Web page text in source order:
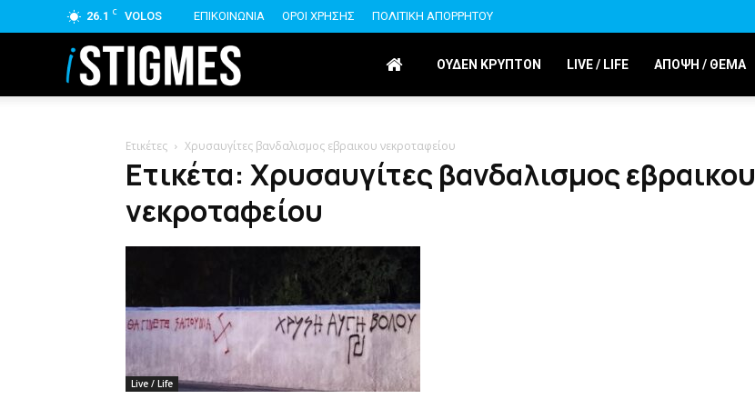
26.1 C VOLOS ΕΠΙΚΟΙΝΩΝΙΑ ΟΡΟΙ ΧΡΗΣΗΣ ΠΟΛΙΤΙΚΗ ΑΠΟΡΡΗΤΟΥ
istigmes ΟΥΔΕΝ ΚΡΥΠΤΟΝ LIVE / LIFE ΑΠΟΨΗ / ΘΕΜΑ
Ετικέτες Χρυσαυγίτες βανδαλισμος εβραικου νεκροταφείου
Ετικέτα: Χρυσαυγίτες βανδαλισμος εβραικου
νεκροταφείου
Live / Life